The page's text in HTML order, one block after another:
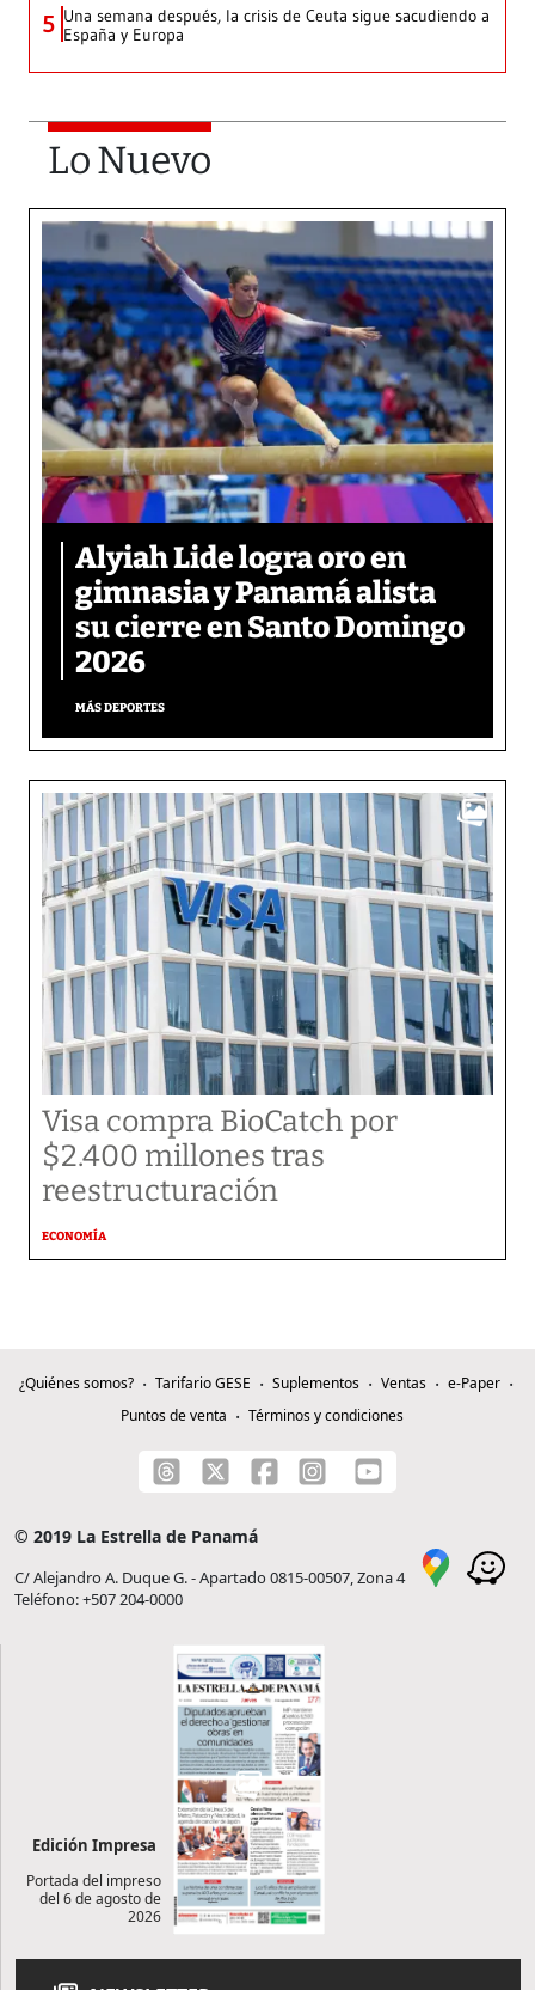
5 Una semana después, la crisis de Ceuta sigue sacudiendo a
España y Europa
Lo Nuevo
Alyiah Lide logra oro en
gimnasia y Panamá alista
su cierre en Santo Domingo
2026
MÁS DEPORTES
Visa compra BioCatch por
$2.400 millones tras
reestructuración
ECONOMÍA
¿Quiénes somos? Tarifario GESE Suplementos Ventas
e-Paper
Puntos de venta
Términos y condiciones
© 2019 La Estrella de Panamá
C/ Alejandro A. Duque G. - Apartado 0815-00507, Zona 4
Teléfono: +507 204-0000
Edición Impresa
Portada del impreso
del 6 de agosto de
2026